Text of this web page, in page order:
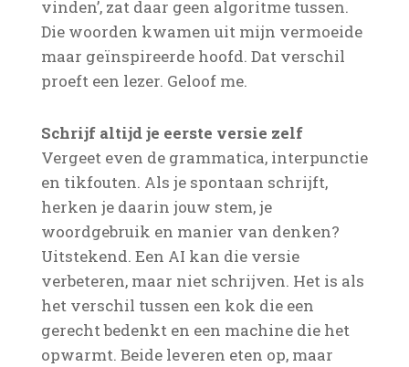
vinden’, zat daar geen algoritme tussen.
Die woorden kwamen uit mijn vermoeide
maar geïnspireerde hoofd. Dat verschil
proeft een lezer. Geloof me.
Schrijf altijd je eerste versie zelf
Vergeet even de grammatica, interpunctie
en tikfouten. Als je spontaan schrijft,
herken je daarin jouw stem, je
woordgebruik en manier van denken?
Uitstekend. Een AI kan die versie
verbeteren, maar niet schrijven. Het is als
het verschil tussen een kok die een
gerecht bedenkt en een machine die het
opwarmt. Beide leveren eten op, maar